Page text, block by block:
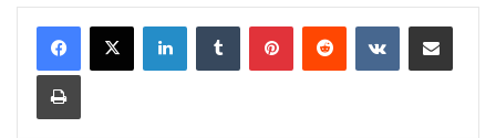
LinkedInTumblr PinterestReddit VKontakteE-Posta ile paylaş
Yazdır